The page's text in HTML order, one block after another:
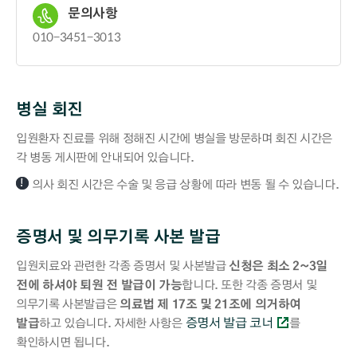
문의사항
010-3451-3013
병실 회진
입원환자 진료를 위해 정해진 시간에 병실을 방문하며 회진 시간은
각 병동 게시판에 안내되어 있습니다.
의사 회진 시간은 수술 및 응급 상황에 따라 변동 될 수 있습니다.
증명서 및 의무기록 사본 발급
입원치료와 관련한 각종 증명서 및 사본발급신청은 최소 2~3일
전에 하셔야 퇴원 전 발급이 가능합니다. 또한 각종 증명서 및
의무기록 사본발급은의료법 제 17조 및 21조에 의거하여
발급하고 있습니다. 자세한 사항은증명서 발급 코너
를
확인하시면 됩니다.